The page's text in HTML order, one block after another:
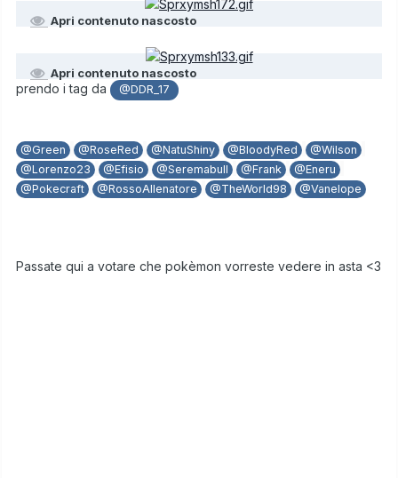
Apri contenuto nascosto
Apri contenuto nascosto
prendo i tag da @DDR_17
@Green @RoseRed @NatuShiny @BloodyRed
@Wilson
@Lorenzo23
@Efisio @Seremabull @Frank
@Eneru
@Pokecraft
@RossoAllenatore @TheWorld98 @Vanelope
Passate qui a votare che pokèmon vorreste vedere in asta <3